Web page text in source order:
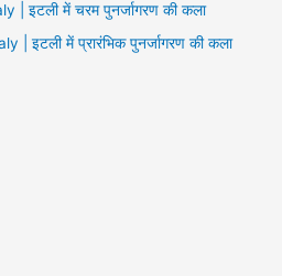
इटली में चरम पुनर्जागरण की कला
इटली में प्रारंभिक पुनर्जागरण की कला